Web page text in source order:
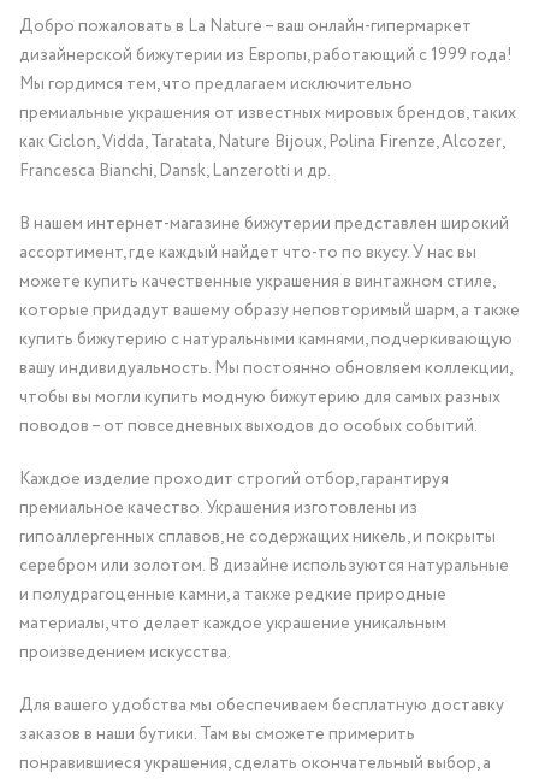
Добро пожаловать в La Nature – ваш онлайн-гипермаркет
дизайнерской бижутерии из Европы, работающий с 1999 года!
Мы гордимся тем, что предлагаем исключительно
премиальные украшения от известных мировых брендов, таких
как Ciclon, Vidda, Taratata, Nature Bijoux, Polina Firenze, Alcozer,
Francesca Bianchi, Dansk, Lanzerotti и др.
В нашем интернет-магазине бижутерии представлен широкий
ассортимент, где каждый найдет что-то по вкусу. У нас вы
можете купить качественные украшения в винтажном стиле,
которые придадут вашему образу неповторимый шарм, а также
купить бижутерию с натуральными камнями, подчеркивающую
вашу индивидуальность. Мы постоянно обновляем коллекции,
чтобы вы могли купить модную бижутерию для самых разных
поводов – от повседневных выходов до особых событий.
Каждое изделие проходит строгий отбор, гарантируя
премиальное качество. Украшения изготовлены из
гипоаллергенных сплавов, не содержащих никель, и покрыты
серебром или золотом. В дизайне используются натуральные
и полудрагоценные камни, а также редкие природные
материалы, что делает каждое украшение уникальным
произведением искусства.
Для вашего удобства мы обеспечиваем бесплатную доставку
заказов в наши бутики. Там вы сможете примерить
понравившиеся украшения, сделать окончательный выбор, а